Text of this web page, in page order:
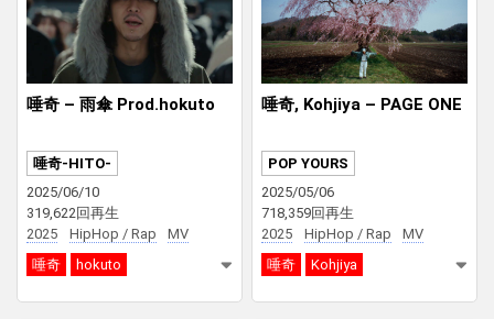
唾奇 – 雨傘 Prod.hokuto
唾奇-HITO-
2025/06/10
319,622回再生
2025
HipHop / Rap
MV
唾奇
hokuto
唾奇, Kohjiya – PAGE ONE
POP YOURS
2025/05/06
718,359回再生
2025
HipHop / Rap
MV
唾奇
Kohjiya